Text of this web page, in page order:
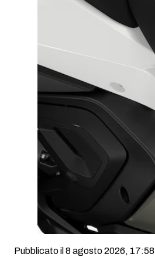
Pubblicato il 8 agosto 2026, 17:58